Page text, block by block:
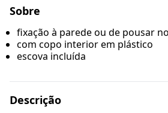
Sobre
fixação à parede ou de pousar
com copo interior em plástico
escova incluída
Descrição